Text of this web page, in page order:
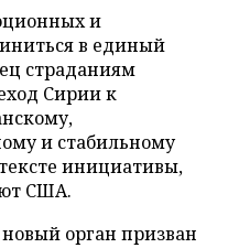
и
в единый
страданиям
Сирии к
и стабильному
тексте инициативы,
США.
орган призван